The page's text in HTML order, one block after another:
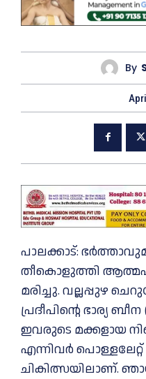
By
പാലക്കാട്:
തീകൊളുത്തി
മരിച്ചു. വല്ലപ്പുഴ
പ്രദീപിന്റെ ഭാര്യ
ഇവരുടെ മക്കളായ നിഖ
എന്നിവർ
ചികിത്സയിലാണ്.